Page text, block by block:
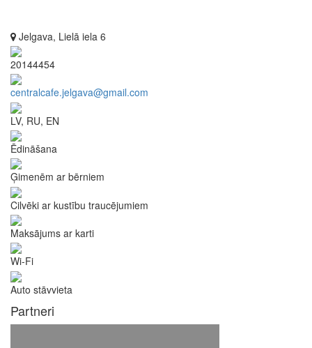
Jelgava, Lielā iela 6
20144454
centralcafe.jelgava@gmail.com
LV, RU, EN
Ēdināšana
Ģimenēm ar bērniem
Cilvēki ar kustību traucējumiem
Maksājums ar karti
Wi-Fi
Auto stāvvieta
Partneri